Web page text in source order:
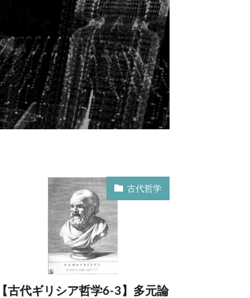
古代哲学
【古代ギリシア哲学6-3】多元論